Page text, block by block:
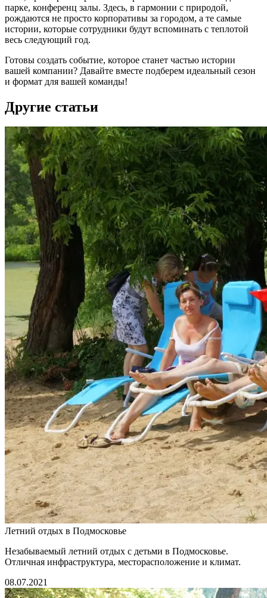
парке, конференц залы. Здесь, в гармонии с природой,
рождаются не просто корпоративы за городом, а те самые
истории, которые сотрудники будут вспоминать с теплотой
весь следующий год.
Готовы создать событие, которое станет частью истории
вашей компании? Давайте вместе подберем идеальный сезон
и формат для вашей команды!
Другие статьи
Летний отдых в Подмосковье
Незабываемый летний отдых с детьми в Подмосковье.
Отличная инфраструктура, месторасположение и климат.
08.07.2021